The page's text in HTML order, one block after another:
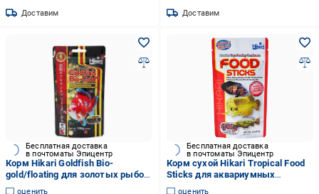
Доставим Доставим
Бесплатная доставка
в почтоматы Эпицентр
Корм Hikari Goldfish Bio-
gold/floating для золотых рыбок
8+ см гранулы 2,7-3,0 мм
оценить
Бесплатная доставка
в почтоматы Эпицентр
Корм сухой Hikari Tropical Food
Sticks для аквариумных
хищных рыб 20+ см палочки 11-
оценить